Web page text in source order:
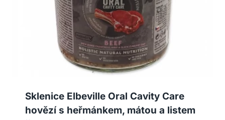
Sklenice Elbeville Oral Cavity Care
hovězí s heřmánkem, mátou a listem